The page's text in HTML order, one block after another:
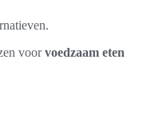
voorvoedzaam eten